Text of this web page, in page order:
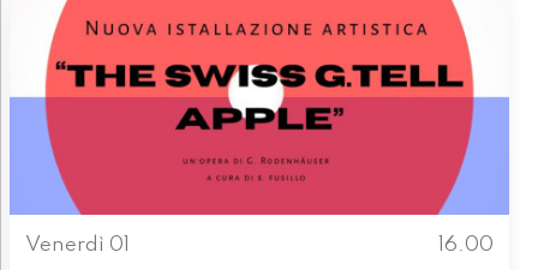
Venerdì 01
16.00